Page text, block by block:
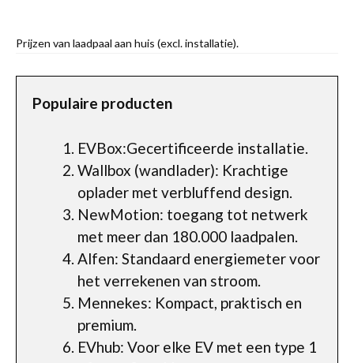
Prijzen van laadpaal aan huis (excl. installatie).
Populaire producten
EVBox:Gecertificeerde installatie.
Wallbox (wandlader): Krachtige
oplader met verbluffend design.
NewMotion: toegang tot netwerk
met meer dan 180.000 laadpalen.
Alfen: Standaard energiemeter voor
het verrekenen van stroom.
Mennekes: Kompact, praktisch en
premium.
EVhub: Voor elke EV met een type 1